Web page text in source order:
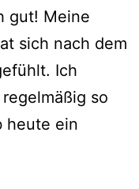
gut! Meine
sich nach dem
Ich
so
heute ein